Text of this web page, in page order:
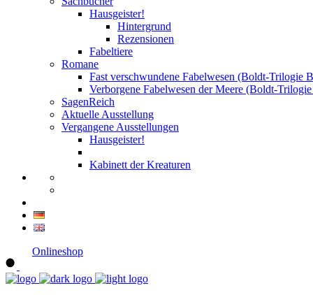
Hausgeister!
Hintergrund
Rezensionen
Fabeltiere
Romane
Fast verschwundene Fabelwesen (Boldt-Trilogie
Verborgene Fabelwesen der Meere (Boldt-
SagenReich
Aktuelle Ausstellung
Vergangene Ausstellungen
Hausgeister!
Kabinett der Kreaturen
Onlineshop